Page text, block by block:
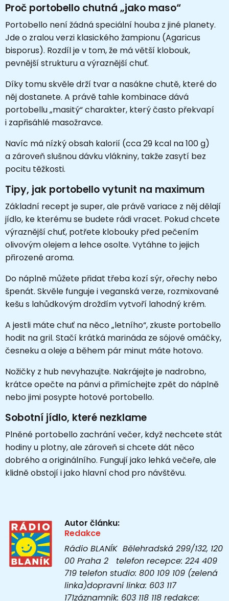
Proč portobello chutná „jako maso“
Portobello není žádná speciální houba z jiné planety.
Jde o zralou verzi klasického žampionu (Agaricus
bisporus). Rozdíl je v tom, že má větší klobouk,
pevnější strukturu a výraznější chuť.
Díky tomu skvěle drží tvar a nasákne chutě, které do
něj dostanete. A právě tahle kombinace dává
portobellu „masitý“ charakter, který často překvapí
i zapřisáhlé masožravce.
Navíc má nízký obsah kalorií (cca 29 kcal na 100 g)
a zároveň slušnou dávku vlákniny, takže zasytí bez
pocitu těžkosti.
Tipy, jak portobello vytunit na maximum
Základní recept je super, ale právě variace z něj dělají
jídlo, ke kterému se budete rádi vracet. Pokud chcete
výraznější chuť, potřete klobouky před pečením
olivovým olejem a lehce osolte. Vytáhne to jejich
přirozené aroma.
Do náplně můžete přidat třeba kozí sýr, ořechy nebo
špenát. Skvěle funguje i veganská verze, rozmixované
kešu s lahůdkovým droždím vytvoří lahodný krém.
A jestli máte chuť na něco „letního“, zkuste portobello
hodit na gril. Stačí krátká marináda ze sójové omáčky,
česneku a oleje a během pár minut máte hotovo.
Nožičky z hub nevyhazujte. Nakrájejte je nadrobno,
krátce opečte na pánvi a přimíchejte zpět do náplně
nebo jimi posypte hotové portobello.
Sobotní jídlo, které nezklame
Plněné portobello zachrání večer, když nechcete stát
hodiny u plotny, ale zároveň si chcete dát něco
dobrého a originálního. Fungují jako lehká večeře, ale
klidně obstojí i jako hlavní chod pro návštěvu.
Autor článku:
Redakce
Rádio BLANÍK Bělehradská 299/132, 120
00 Praha 2 telefon recepce: 224 409
719 telefon studio: 800 109 109 (zelená
linka)dopravní linka: 603 117
171záznamník: 603 118 118 redakce: